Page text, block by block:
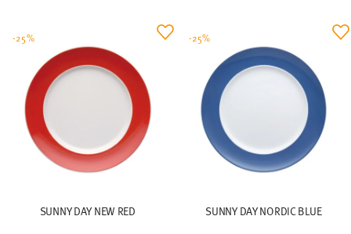
SUNNY DAY NEW RED
-25%
SUNNY DAY NORDIC BLUE
-25%